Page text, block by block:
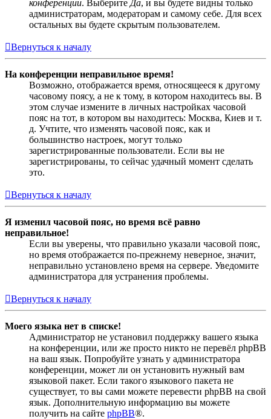
конференции. Выберите Да, и вы будете видны только
администраторам, модераторам и самому себе. Для всех
остальных вы будете скрытым пользователем.
Вернуться к началу
На конференции неправильное время!
Возможно, отображается время, относящееся к другому
часовому поясу, а не к тому, в котором находитесь вы. В
этом случае измените в личных настройках часовой
пояс на тот, в котором вы находитесь: Москва, Киев и т.
д. Учтите, что изменять часовой пояс, как и
большинство настроек, могут только
зарегистрированные пользователи. Если вы не
зарегистрированы, то сейчас удачный момент сделать
это.
Вернуться к началу
Я изменил часовой пояс, но время всё равно
неправильное!
Если вы уверены, что правильно указали часовой пояс,
но время отображается по-прежнему неверное, значит,
неправильно установлено время на сервере. Уведомите
администратора для устранения проблемы.
Вернуться к началу
Моего языка нет в списке!
Администратор не установил поддержку вашего языка
на конференции, или же просто никто не перевёл phpBB
на ваш язык. Попробуйте узнать у администратора
конференции, может ли он установить нужный вам
языковой пакет. Если такого языкового пакета не
существует, то вы сами можете перевести phpBB на свой
язык. Дополнительную информацию вы можете
получить на сайте phpBB®.